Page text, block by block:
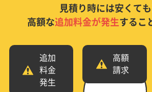
見積り時には安くて
高額な追加料金が発生するこ
追加
料金
発生
高額
請求